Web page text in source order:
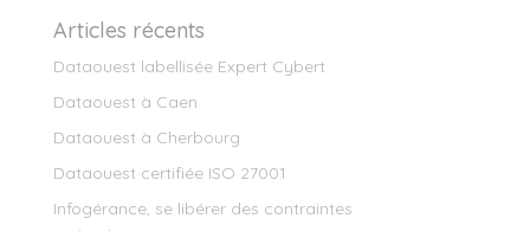
Articles récents
Dataouest labellisée Expert Cybert
Dataouest à Caen
Dataouest à Cherbourg
Dataouest certifiée ISO 27001
Infogérance, se libérer des contraintes